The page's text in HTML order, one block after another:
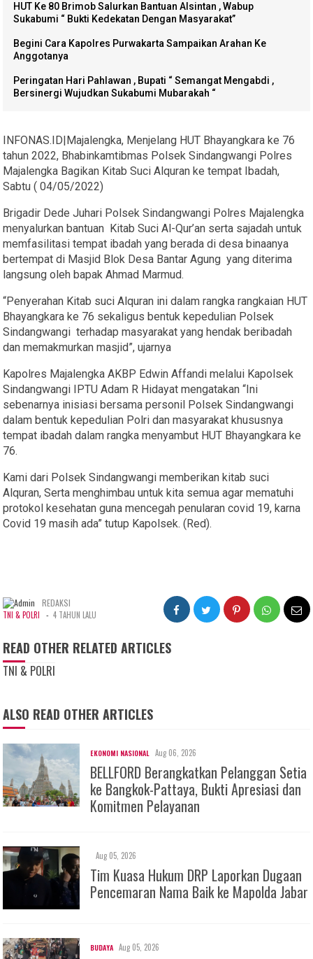
HUT Ke 80 Brimob Salurkan Bantuan Alsintan , Wabup
Sukabumi “ Bukti Kedekatan Dengan Masyarakat”
Begini Cara Kapolres Purwakarta Sampaikan Arahan Ke
Anggotanya
Peringatan Hari Pahlawan , Bupati “ Semangat Mengabdi ,
Bersinergi Wujudkan Sukabumi Mubarakah “
INFONAS.ID|Majalengka, Menjelang HUT Bhayangkara ke 76
tahun 2022, Bhabinkamtibmas Polsek Sindangwangi Polres
Majalengka Bagikan Kitab Suci Alquran ke tempat Ibadah,
Sabtu ( 04/05/2022)
Brigadir Dede Juhari Polsek Sindangwangi Polres Majalengka
menyalurkan bantuan Kitab Suci Al-Qur’an serta sajadah untuk
memfasilitasi tempat ibadah yang berada di desa binaanya
bertempat di Masjid Blok Desa Bantar Agung yang diterima
langsung oleh bapak Ahmad Marmud.
“Penyerahan Kitab suci Alquran ini dalam rangka rangkaian HUT
Bhayangkara ke 76 sekaligus bentuk kepedulian Polsek
Sindangwangi terhadap masyarakat yang hendak beribadah
dan memakmurkan masjid”, ujarnya
Kapolres Majalengka AKBP Edwin Affandi melalui Kapolsek
Sindangwangi IPTU Adam R Hidayat mengatakan “Ini
sebenarnya inisiasi bersama personil Polsek Sindangwangi
dalam bentuk kepedulian Polri dan masyarakat khususnya
tempat ibadah dalam rangka menyambut HUT Bhayangkara ke
76.
Kami dari Polsek Sindangwangi memberikan kitab suci
Alquran, Serta menghimbau untuk kita semua agar mematuhi
protokol kesehatan guna mencegah penularan covid 19, karna
Covid 19 masih ada” tutup Kapolsek. (Red).
REDAKSI
TNI & POLRI - 4 TAHUN LALU
READ OTHER RELATED ARTICLES
TNI & POLRI
ALSO READ OTHER ARTICLES
EKONOMI NASIONAL Aug 06, 2026
BELLFORD Berangkatkan Pelanggan Setia
ke Bangkok-Pattaya, Bukti Apresiasi dan
Komitmen Pelayanan
Aug 05, 2026
Tim Kuasa Hukum DRP Laporkan Dugaan
Pencemaran Nama Baik ke Mapolda Jabar
BUDAYA Aug 05, 2026